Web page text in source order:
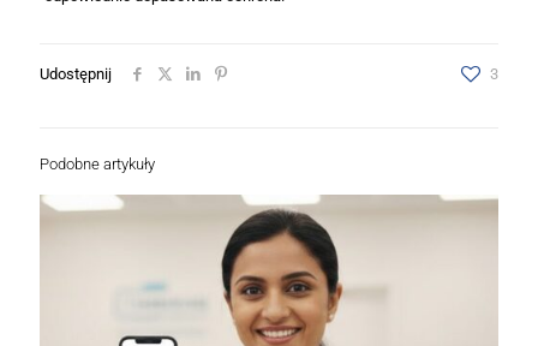
Udostępnij 3
Podobne artykuły